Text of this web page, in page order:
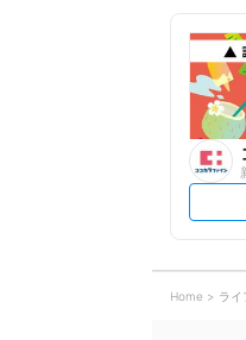
Home ライ